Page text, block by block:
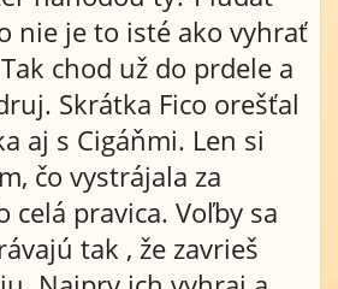
nie je to isté ako vyhrať
chod už do prdele a
Skrátka Fico orešťal
aj s Cigáňmi. Len si
čo vystrájala za
celá pravica. Voľby sa
tak , že zavrieš